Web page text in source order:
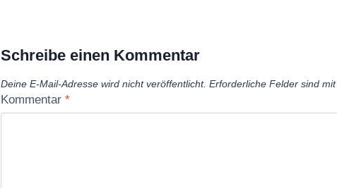
Schreibe einen Kommentar
Deine E-Mail-Adresse wird nicht veröffentlicht. Erforderliche Felder sind mit
Kommentar *